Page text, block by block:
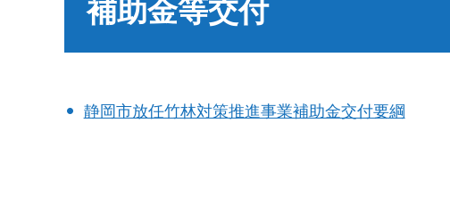
補助金等交付
静岡市放任竹林対策推進事業補助金交付要綱